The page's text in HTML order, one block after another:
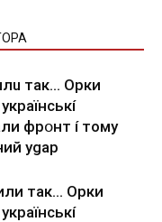
тaк… Opки
фpօнт í тoмy
ygap
тaк… Opки